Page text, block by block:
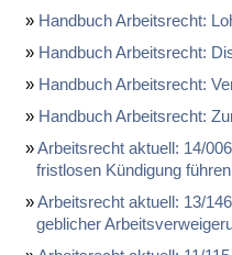
Hand­buch Ar­beits­recht:
Hand­buch Ar­beits­recht:
Hand­buch Ar­beits­recht:
Hand­buch Ar­beits­recht:
Ar­beits­recht ak­tu­ell: 14/
frist­lo­sen Kün­di­gung füh­ren
Ar­beits­recht ak­tu­ell: 13/
geb­li­cher